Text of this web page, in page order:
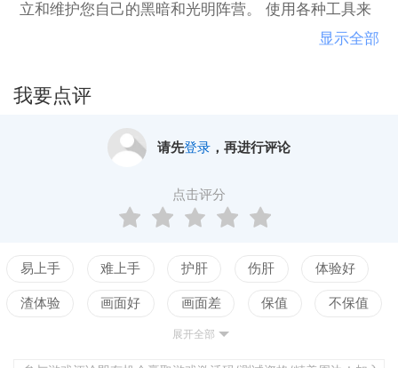
立和维护您自己的黑暗和光明阵营。 使用各种工具来
帮助配置服务器的简单UI。 易于更新，以配合最新的
显示全部
我要点评
请先登录，再进行评论
点击评分
易上手 难上手 护肝 伤肝 体验好
渣体验 画面好 画面差 保值 不保值
测试
展开全部